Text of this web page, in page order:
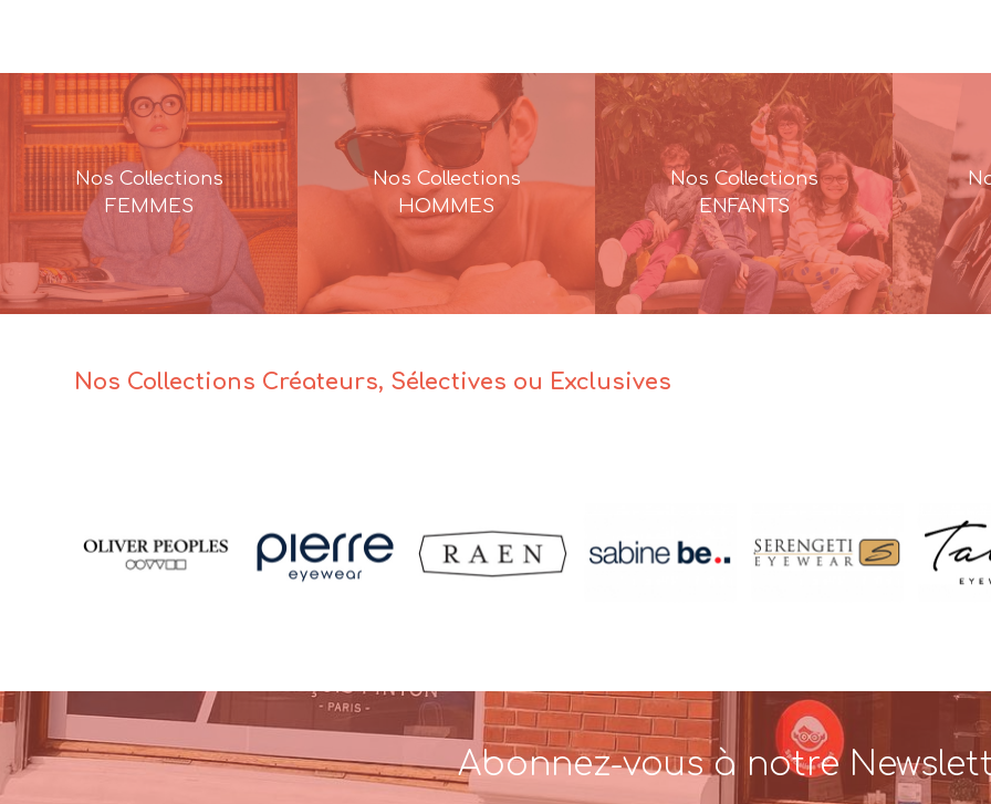
Nos Collections
FEMMES
Nos Collections
HOMMES
Nos Collections
ENFANTS
Nos Collections Créateurs, Sélectives ou Exclusives
Abonnez-vous à notre